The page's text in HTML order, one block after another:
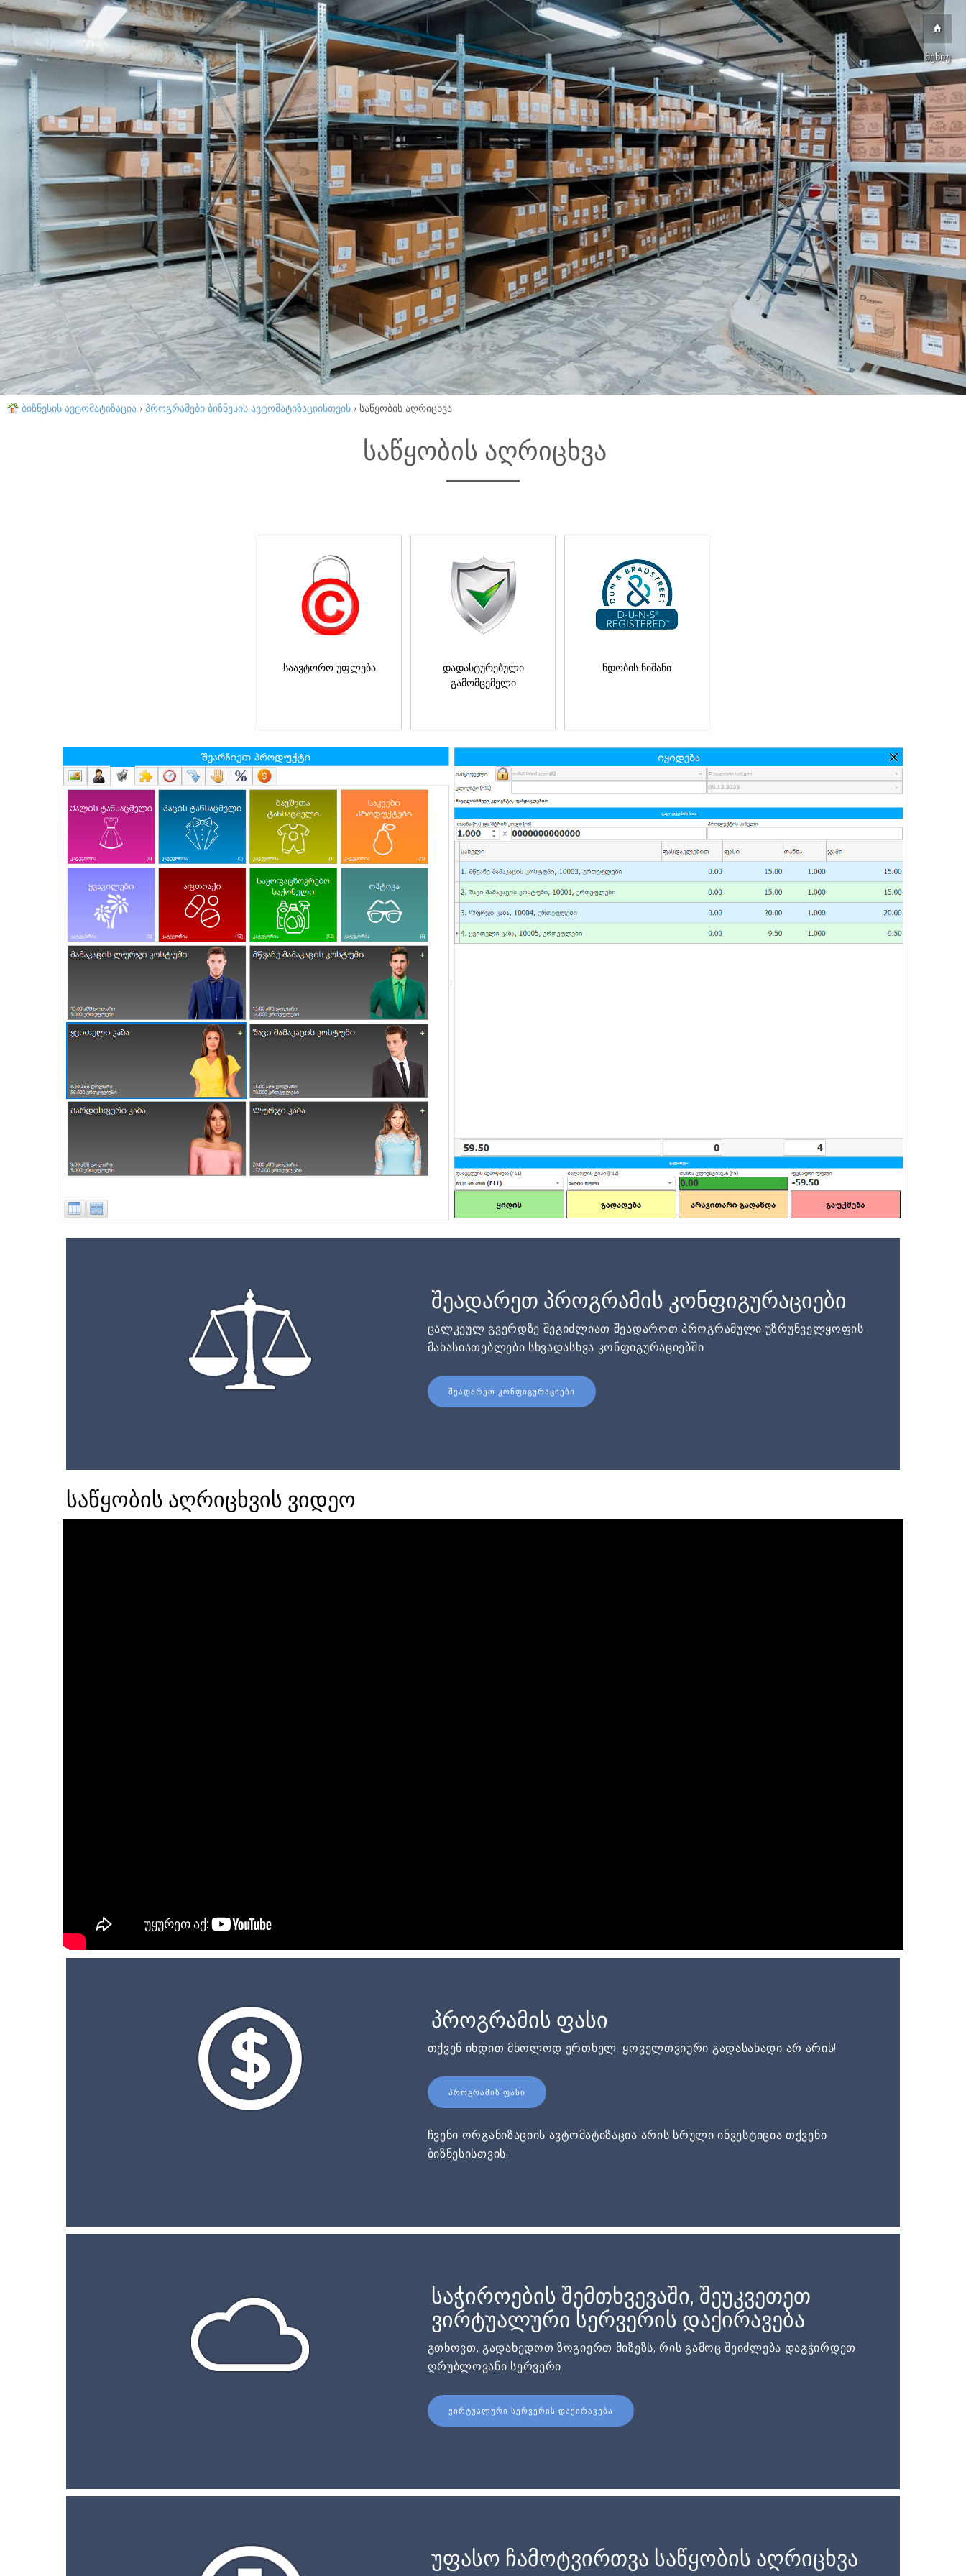
მენიუ
ბიზნესის ავტომატიზაცია › პროგრამები ბიზნესის ავტომატიზაციისთვის › საწყობის აღრიცხვა
საწყობის აღრიცხვა
საავტორო უფლება
დადასტურებული
გამომცემელი
ნდობის ნიშანი
შეადარეთ პროგრამის კონფიგურაციები
ცალკეულ გვერდზე შეგიძლიათ შეადაროთ პროგრამული უზრუნველყოფის
მახასიათებლები სხვადასხვა კონფიგურაციებში.
ᲨᲔᲐᲓᲐᲠᲔᲗ ᲙᲝᲜᲤᲘᲒᲣᲠᲐᲪᲘᲔᲑᲘ
საწყობის აღრიცხვის ვიდეო
პროგრამის ფასი
თქვენ იხდით მხოლოდ ერთხელ. ყოველთვიური გადასახადი არ არის!
ᲞᲠᲝᲒᲠᲐᲛᲘᲡ ᲤᲐᲡᲘ
ჩვენი ორგანიზაციის ავტომატიზაცია არის სრული ინვესტიცია თქვენი
ბიზნესისთვის!
საჭიროების შემთხვევაში, შეუკვეთეთ
ვირტუალური სერვერის დაქირავება
გთხოვთ, გადახედოთ ზოგიერთ მიზეზს, რის გამოც შეიძლება დაგჭირდეთ
ღრუბლოვანი სერვერი.
ᲕᲘᲠᲢᲣᲐᲚᲣᲠᲘ ᲡᲔᲠᲕᲔᲠᲘᲡ ᲓᲐᲥᲘᲠᲐᲕᲔᲑᲐ
უფასო ჩამოტვირთვა საწყობის აღრიცხვა